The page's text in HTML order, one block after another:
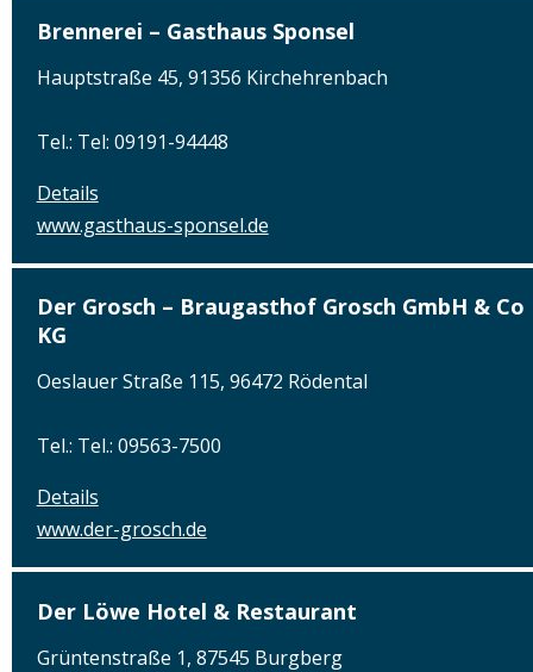
Brennerei – Gasthaus Sponsel
Hauptstraße 45, 91356 Kirchehrenbach
Tel.: Tel: 09191-94448
Details
www.gasthaus-sponsel.de
Der Grosch – Braugasthof Grosch GmbH & Co
KG
Oeslauer Straße 115, 96472 Rödental
Tel.: Tel.: 09563-7500
Details
www.der-grosch.de
Der Löwe Hotel & Restaurant
Grüntenstraße 1, 87545 Burgberg